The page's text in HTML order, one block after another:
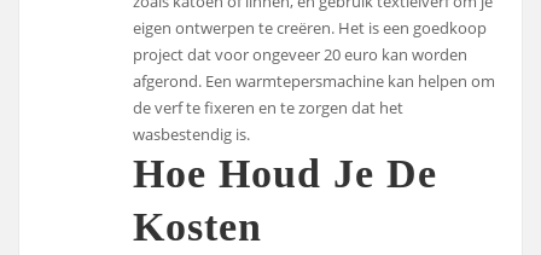
eigen ontwerpen te creëren. Het is een goedkoop
project dat voor ongeveer 20 euro kan worden
afgerond. Een warmtepersmachine kan helpen om
de verf te fixeren en te zorgen dat het
wasbestendig is.
Hoe Houd Je De
Kosten